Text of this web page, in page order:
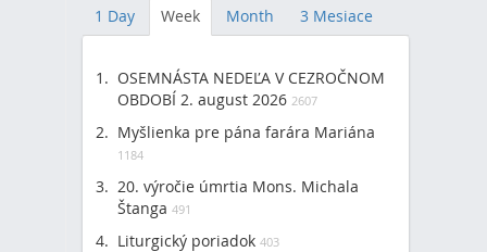
1 Day Week Month 3 Mesiace
OSEMNÁSTA NEDEĽA V CEZROČNOM
OBDOBÍ 2. august 2026 2607
Myšlienka pre pána farára Mariána
1184
20. výročie úmrtia Mons. Michala
Štanga 491
Liturgický poriadok 403